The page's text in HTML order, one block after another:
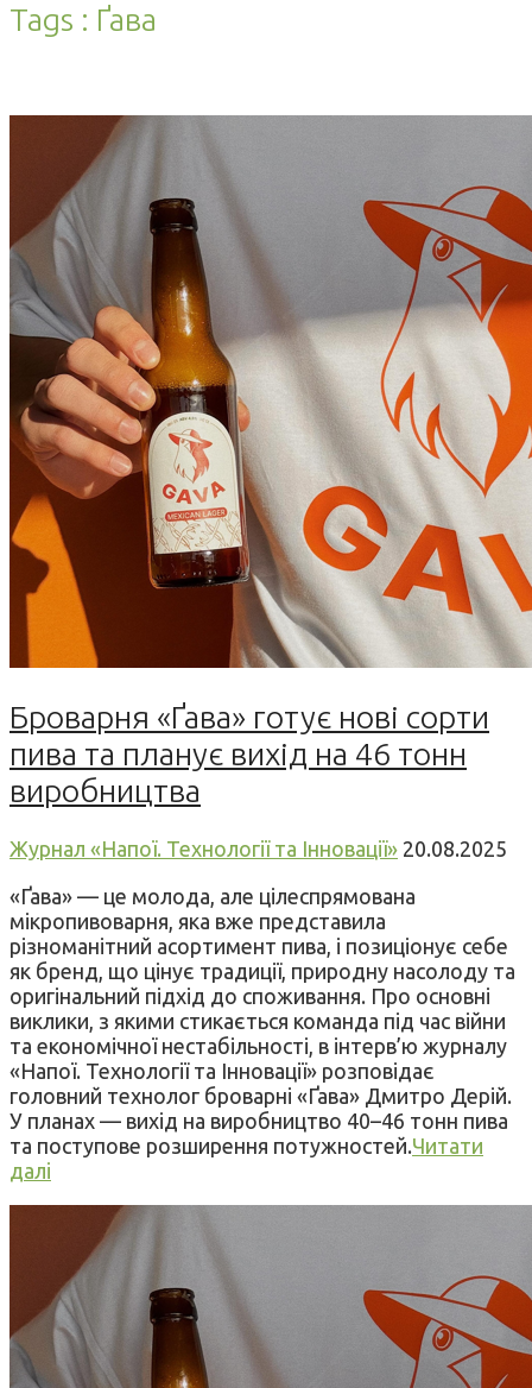
Tags : Ґава
Броварня «Ґава» готує нові сорти
пива та планує вихід на 46 тонн
виробництва
Журнал «Напої. Технології та Інновації» 20.08.2025
«Ґава» — це молода, але цілеспрямована
мікропивоварня, яка вже представила
різноманітний асортимент пива, і позиціонує себе
як бренд, що цінує традиції, природну насолоду та
оригінальний підхід до споживання. Про основні
виклики, з якими стикається команда під час війни
та економічної нестабільності, в інтерв’ю журналу
«Напої. Технології та Інновації» розповідає
головний технолог броварні «Ґава» Дмитро Дерій.
У планах — вихід на виробництво 40–46 тонн пива
та поступове розширення потужностей.Читати
далі